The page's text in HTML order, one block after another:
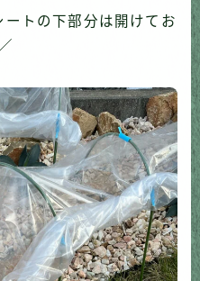
トの下部分は開けてお